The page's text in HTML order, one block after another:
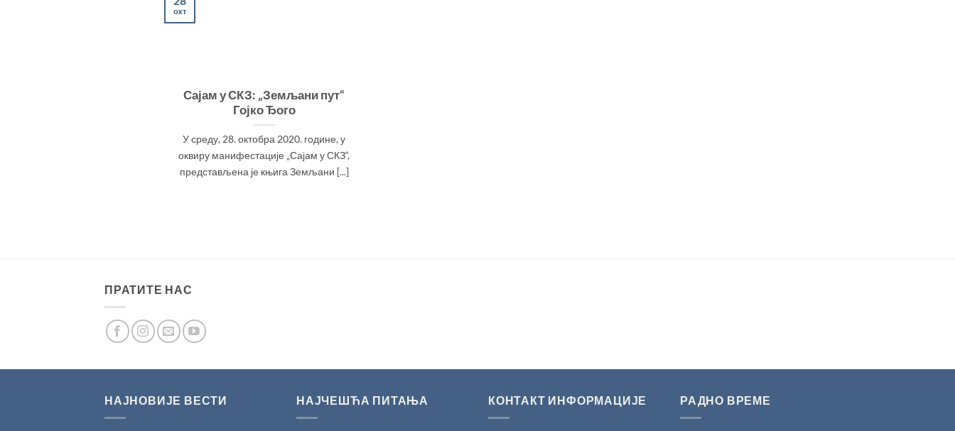
Сајам у СКЗ: „Земљани пут“
Гојко Ђого
У среду, 28. октобра 2020. године, у
оквиру манифестације „Сајам у СКЗ“,
представљена је књига Земљани [...]
окт
ПРАТИТЕ НАС
НАЈНОВИЈЕ ВЕСТИ НАЈЧЕШЋА ПИТАЊА КОНТАКТ ИНФОРМАЦИЈЕ РАДНО ВРЕМЕ